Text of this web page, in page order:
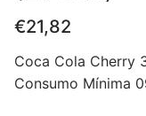
€21,82
Coca Cola Cherry
Consumo Mínima